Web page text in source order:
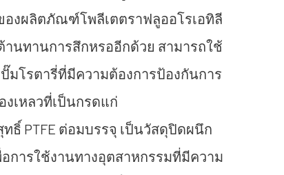
งผลิตภัณฑ์โพลีเตตราฟลูออโรเอทิลี
นทานการสึกหรออีกด้วย สามารถใช้
มโรตารี่ที่มีความต้องการป้องกันการ
เหลวที่เป็นกรดแก่
ธิ์ PTFE ต่อมบรรจุ เป็นวัสดุปิดผนึก
การใช้งานทางอุตสาหกรรมที่มีความ